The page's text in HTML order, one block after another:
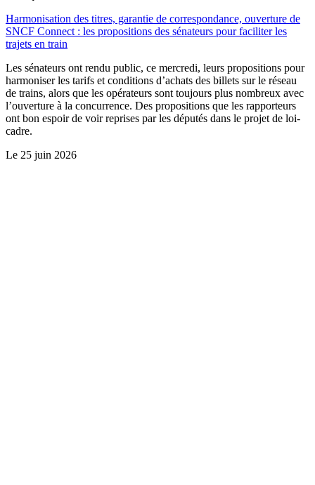
Harmonisation des titres, garantie de correspondance, ouverture de
SNCF Connect : les propositions des sénateurs pour faciliter les
trajets en train
Les sénateurs ont rendu public, ce mercredi, leurs propositions pour
harmoniser les tarifs et conditions d’achats des billets sur le réseau
de trains, alors que les opérateurs sont toujours plus nombreux avec
l’ouverture à la concurrence. Des propositions que les rapporteurs
ont bon espoir de voir reprises par les députés dans le projet de loi-
cadre.
Le 25 juin 2026